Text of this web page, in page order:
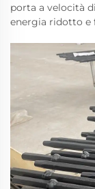
porta a velocità
energia ridotto e